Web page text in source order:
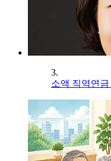
3.
소액 직역연